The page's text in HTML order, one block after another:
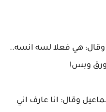
هي فعلا لسه انسه..
وقال: انا عارف اني